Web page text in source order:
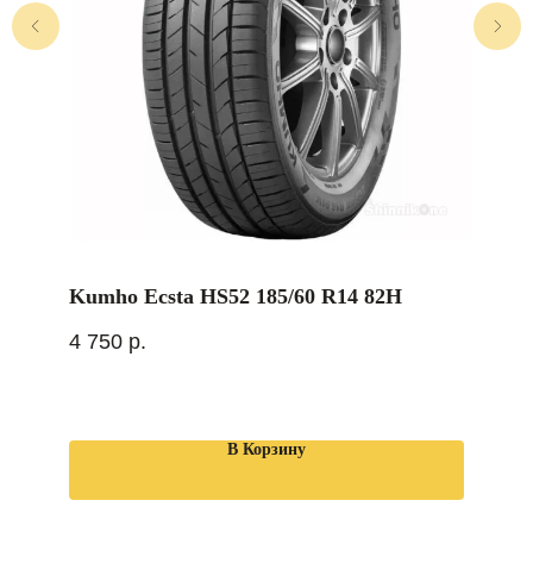
Kumho Ecsta HS52 185/60 R14 82H
4 750 р.
В Корзину